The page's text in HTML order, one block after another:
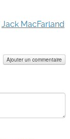
Jack MacFarland
Ajouter un commentaire